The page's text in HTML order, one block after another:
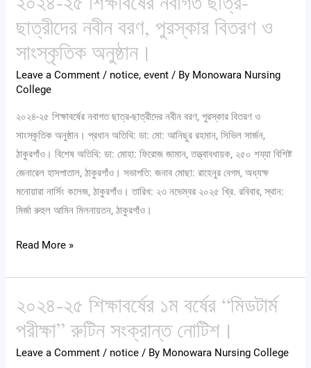
সংক্রান্ত
জরুরী
নোটিশ।
ছাত্রীদের নবীন বরণ, পুরস্কার বিতরণ ও
সাংস্কৃতিক অনুষ্ঠান।
Leave a Comment / notice,event / By Monowara Nursing
College
২০২৪-২৫ শিক্ষাবর্ষের নবাগত ছাত্র-ছাত্রীদের নবীন বরণ, পুরস্কার বিতরণ ও
সাংস্কৃতিক অনুষ্ঠান। প্রধান অতিথি: ডা: মো: আনিছুর রহমান, সিভিল সার্জন,
ঠাকুরগাঁও। বিশেষ অতিথি: ডা: মোহা: ফিরোজ জামান, তত্ত্বাবধায়ক, ২৫০ শয্যা বিশিষ্ট
জেনারেল হাসপাতাল, ঠাকুরগাঁও। সভাপতি: জনাব মোছা: রাহেনুর বেগম, অধ্যক্ষ
মনোয়ারা নার্সিং কলেজ, ঠাকুরগাঁও। তারিখ: ২৩ নভেম্বর ২০২৫ খ্রি. রবিবার, স্থান:
মির্জা রুহুল আমিন মিলনায়তন, ঠাকুরগাঁও।
শিক্ষাবর্ষের
নবাগত
ছাত্র-
ছাত্রীদের
নবীন
পুরস্কার
বিতরণ
অনুষ্ঠান।
Read More »
২০২৪-২৫ শিক্ষাবর্ষের ১ম বর্ষের “মিডটার্ম
পরীক্ষা” রুটিন সংক্রান্ত নোটিশ।
Leave a Comment / notice / By Monowara Nursing College
২০২৪-২৫
শিক্ষাবর্ষের
১ম
বর্ষের